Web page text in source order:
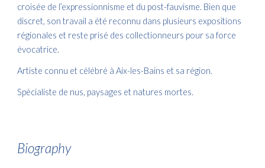
croisée de l’expressionnisme et du post-fauvisme. Bien que
discret, son travail a été reconnu dans plusieurs expositions
régionales et reste prisé des collectionneurs pour sa force
évocatrice.
Artiste connu et célébré à Aix-les-Bains et sa région.
Spécialiste de nus, paysages et natures mortes.
Biography